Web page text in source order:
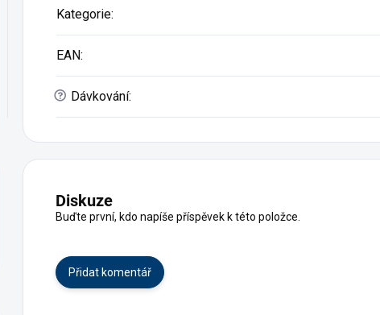
Kategorie:
EAN:
? Dávkování:
Diskuze
Buďte první, kdo napíše příspěvek k této položce.
Přidat komentář